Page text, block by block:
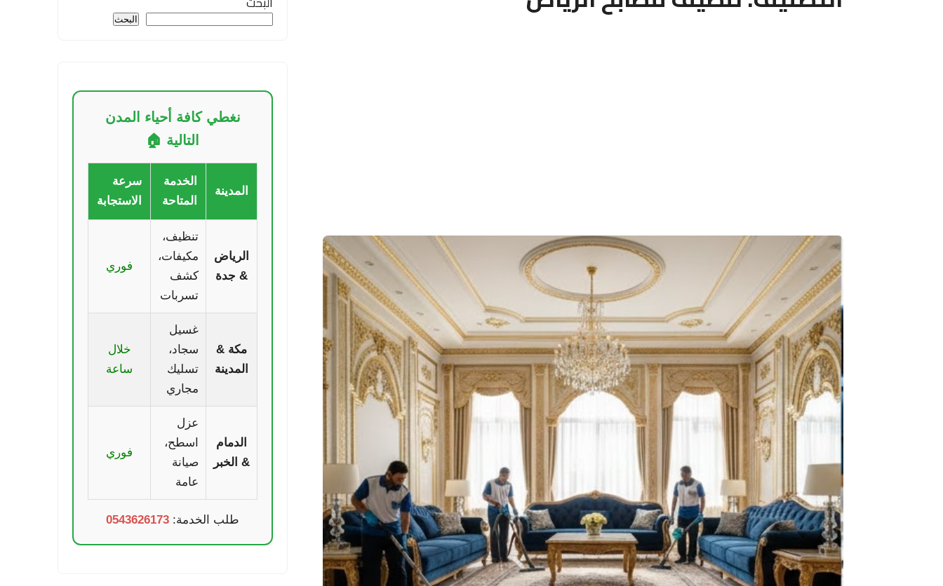
البحث
نغطي كافة أحياء المدن
التالية 🏠
المدينة
الخدمة
المتاحة
سرعة
الاستجابة
الرياض
& جدة
تنظيف،
مكيفات،
كشف
تسربات
فوري
مكة &
المدينة
غسيل
سجاد،
تسليك
مجاري
خلال
ساعة
الدمام
& الخبر
عزل
اسطح،
صيانة
عامة
فوري
طلب الخدمة: 0543626173